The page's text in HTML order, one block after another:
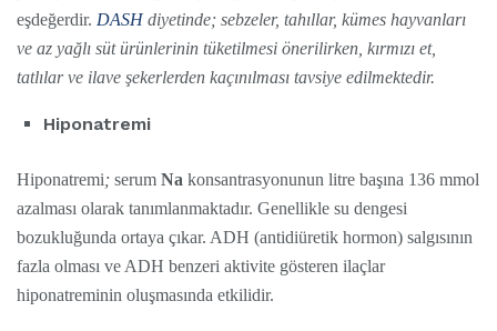
eşdeğerdir. DASHdiyetinde; sebzeler, tahıllar, kümes hayvanları
ve az yağlı süt ürünlerinin tüketilmesi önerilirken, kırmızı et,
tatlılar ve ilave şekerlerden kaçınılması tavsiye edilmektedir.
Hiponatremi
Hiponatremi; serum Na konsantrasyonunun litre başına 136 mmol
azalması olarak tanımlanmaktadır. Genellikle su dengesi
bozukluğunda ortaya çıkar. ADH (antidiüretik hormon) salgısının
fazla olması ve ADH benzeri aktivite gösteren ilaçlar
hiponatreminin oluşmasında etkilidir.